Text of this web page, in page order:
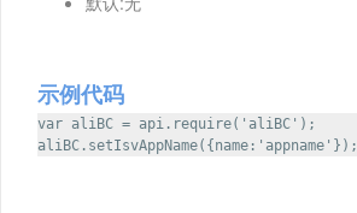
示例代码
var aliBC = api.require('aliBC');
aliBC.setIsvAppName({name:'appname'});